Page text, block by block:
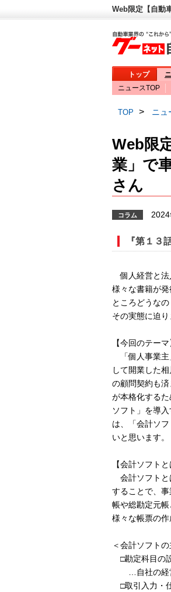
Web限定【自動
トップ
ニュースTOP
TOP > ニュ
Web限
業」で
さん
コラム
『第１３
個人経営と法
様々な書籍が
ところどうな
その実態に迫り
【今回のテーマ
「個人事業主
して開業した
の顧問契約も
が本格化する
ソフト」を導
は、「会計ソ
いと思います。
【会計ソフトと
会計ソフトと
することで、
帳や総勘定元
様々な帳票の作
＜会計ソフト
□勘定科目の
…自社の経営
□取引入力・